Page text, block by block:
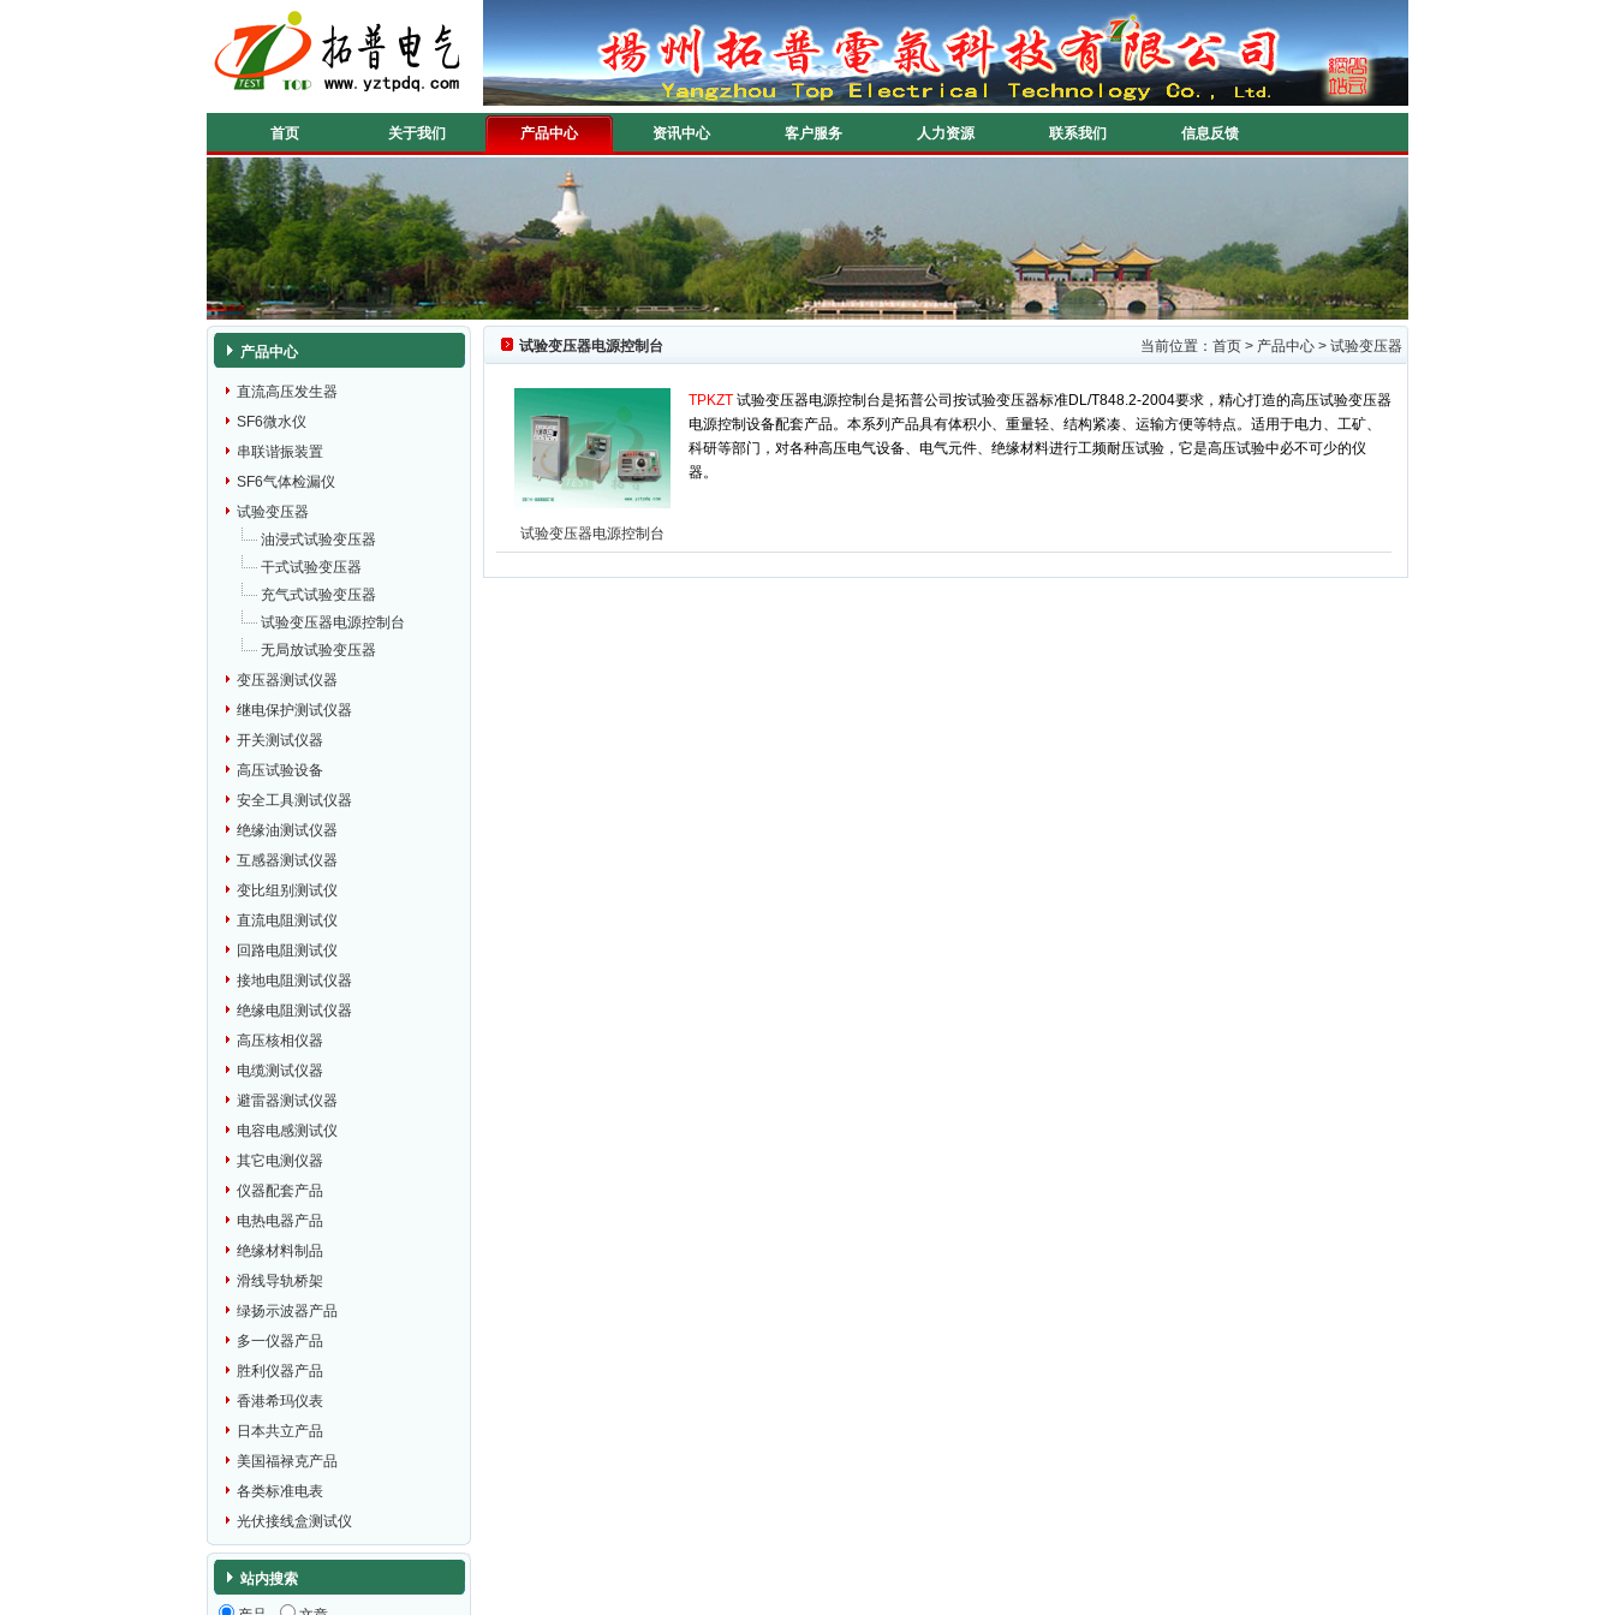
首页 关于我们 产品中心 资讯中心 客户服务 人力资源 联系我们 信息反馈
产品中心
直流高压发生器
SF6微水仪
串联谐振装置
SF6气体检漏仪
试验变压器
油浸式试验变压器
干式试验变压器
充气式试验变压器
试验变压器电源控制台
无局放试验变压器
变压器测试仪器
继电保护测试仪器
开关测试仪器
高压试验设备
安全工具测试仪器
绝缘油测试仪器
互感器测试仪器
变比组别测试仪
直流电阻测试仪
回路电阻测试仪
接地电阻测试仪器
绝缘电阻测试仪器
高压核相仪器
电缆测试仪器
避雷器测试仪器
电容电感测试仪
其它电测仪器
仪器配套产品
电热电器产品
绝缘材料制品
滑线导轨桥架
绿扬示波器产品
多一仪器产品
胜利仪器产品
香港希玛仪表
日本共立产品
美国福禄克产品
各类标准电表
光伏接线盒测试仪
站内搜索
当前位置： 首页 > 产品中心 > 试验变压器
试验变压器电源控制台
试验变压器电源控制台
TPKZT 试验变压器电源控制台是拓普公司按试验变压器标准DL/T848.2-2004要求，精心打造的高压试验变压器
电源控制设备配套产品。本系列产品具有体积小、重量轻、结构紧凑、运输方便等特点。适用于电力、工矿、
科研等部门，对各种高压电气设备、电气元件、绝缘材料进行工频耐压试验，它是高压试验中必不可少的仪
器。